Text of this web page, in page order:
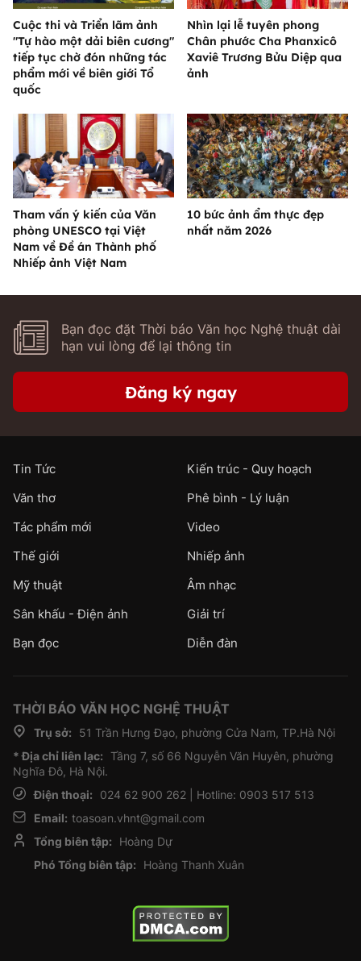
Cuộc thi và Triển lãm ảnh
"Tự hào một dải biên cương"
tiếp tục chờ đón những tác
phẩm mới về biên giới Tổ
quốc
Nhìn lại lễ tuyên phong
Chân phước Cha Phanxicô
Xaviê Trương Bửu Diệp qua
ảnh
Tham vấn ý kiến của Văn
phòng UNESCO tại Việt
Nam về Đề án Thành phố
Nhiếp ảnh Việt Nam
10 bức ảnh ẩm thực đẹp
nhất năm 2026
Bạn đọc đặt Thời báo Văn học Nghệ thuật dài
hạn vui lòng để lại thông tin
Đăng ký ngay
Tin Tức
Kiến trúc - Quy hoạch
Văn thơ
Phê bình - Lý luận
Tác phẩm mới
Video
Thế giới
Nhiếp ảnh
Mỹ thuật
Âm nhạc
Sân khấu - Điện ảnh
Giải trí
Bạn đọc
Diễn đàn
THỜI BÁO VĂN HỌC NGHỆ THUẬT
Trụ sở:
51 Trần Hưng Đạo, phường Cửa Nam, TP.Hà Nội
* Địa chỉ liên lạc: Tầng 7, số 66 Nguyễn Văn Huyên, phường
Nghĩa Đô, Hà Nội.
Điện thoại:
024 62 900 262 | Hotline: 0903 517 513
Email: toasoan.vhnt@gmail.com
Tổng biên tập:
Hoàng Dự
Phó Tổng biên tập:
Hoàng Thanh Xuân